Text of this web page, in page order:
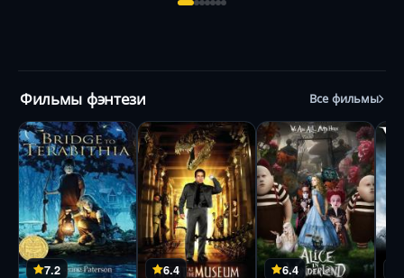
Фильмы фэнтези Все фильмы
7.2 6.4 6.4